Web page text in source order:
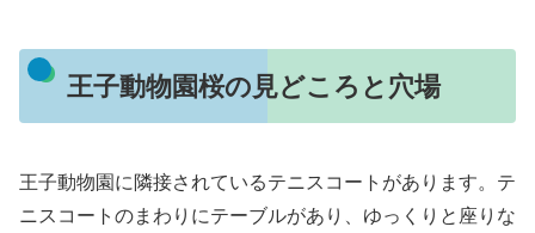
王子動物園桜の見どころと穴場
王子動物園に隣接されているテニスコートがあります。テ
ニスコートのまわりにテーブルがあり、ゆっくりと座りな